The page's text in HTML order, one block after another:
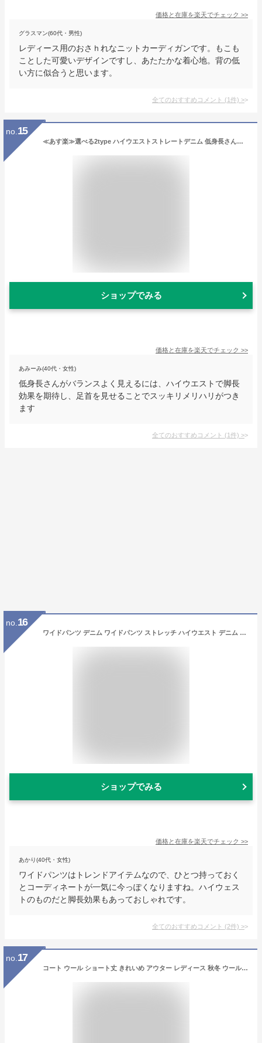
価格と在庫を楽天でチェック >>
グラスマン(60代・男性)
レディース用のおさｈれなニットカーディガンです。もこも
ことした可愛いデザインですし、あたたかな着心地。背の低
い方に似合うと思います。
全てのおすすめコメント (1件) >
no. 15
≪あす楽≫選べる2type ハイウエストストレートデニム 低身長さんサイズ ハイウエスト ジーンズ デニム パンツ レディース ジーパン ボトムス 小さいサイズ ブルー スタイルアップ 美脚 ピエロ pierrot kon2125
ショップでみる
価格と在庫を楽天でチェック >>
あみーみ(40代・女性)
低身長さんがバランスよく見えるには、ハイウエストで脚長
効果を期待し、足首を見せることでスッキリメリハリがつき
ます
全てのおすすめコメント (1件) >
no. 16
ワイドパンツ デニム ワイドパンツ ストレッチ ハイウエスト デニム レディース ジーンズ デニムパンツ 低身長 ワイドパンツ 春 秋冬 きれいめパンツ ハイウエスト ジーンズ 美脚 大きいサイズ 韓国ファッション 23AW 新作
ショップでみる
価格と在庫を楽天でチェック >>
あかり(40代・女性)
ワイドパンツはトレンドアイテムなので、ひとつ持っておく
とコーディネートが一気に今っぽくなりますね。ハイウェス
トのものだと脚長効果もあっておしゃれです。
全てのおすすめコメント (2件) >
no. 17
コート ウール ショート丈 きれいめ アウター レディース 秋冬 ウールコート フード付き ポケット ゆったり 軽い ビッグシルエット 厚手 オーバーサイズ 大きいサイズ 低身長 おしゃれ 大人 可愛い あったか 暖かい 羽織り 無地 防寒 通勤 通学 白 黒